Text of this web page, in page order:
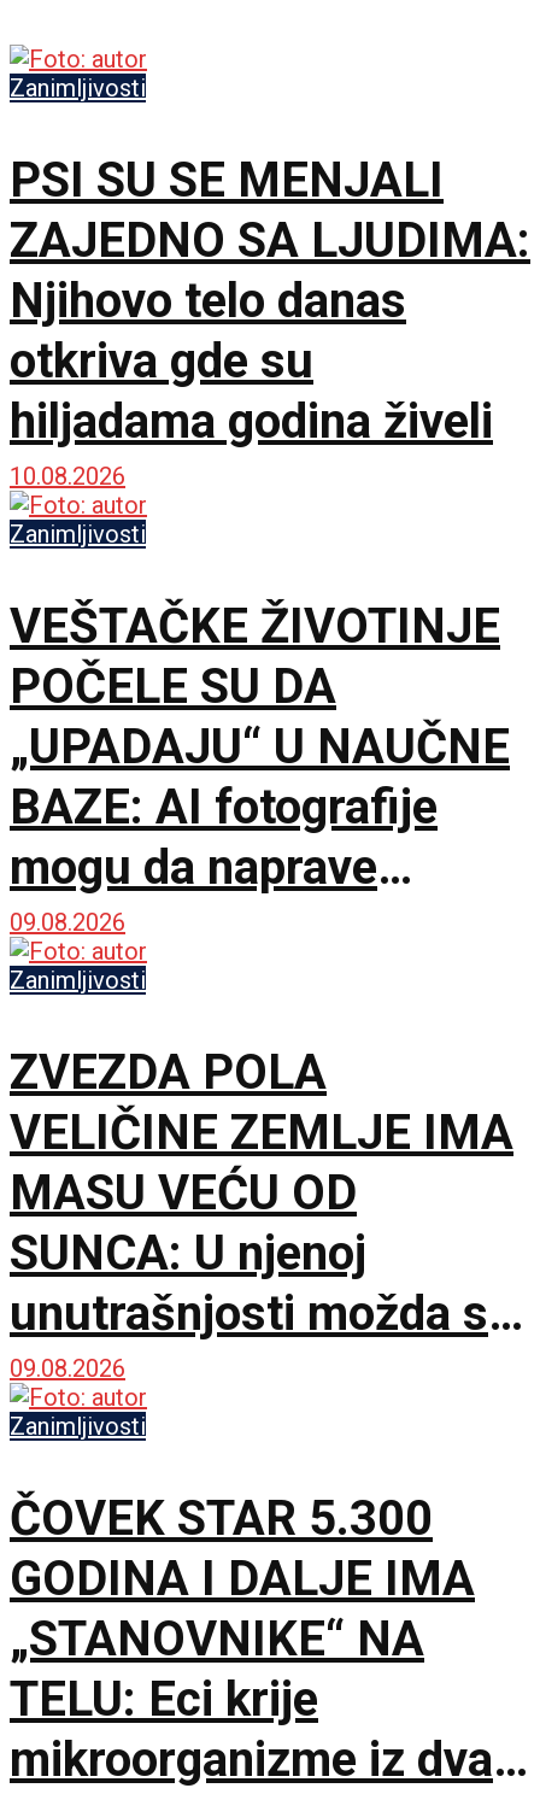
Zanimljivosti
PSI SU SE MENJALI
ZAJEDNO SA LJUDIMA:
Njihovo telo danas
otkriva gde su
hiljadama godina živeli
10.08.2026
Zanimljivosti
VEŠTAČKE ŽIVOTINJE
POČELE SU DA
„UPADAJU“ U NAUČNE
BAZE: AI fotografije
mogu da naprave
problem mnogo veći od
obične prevare
09.08.2026
Zanimljivosti
ZVEZDA POLA
VELIČINE ZEMLJE IMA
MASU VEĆU OD
SUNCA: U njenoj
unutrašnjosti možda se
krije gotovo čisti
kiseonik i neon
09.08.2026
Zanimljivosti
ČOVEK STAR 5.300
GODINA I DALJE IMA
„STANOVNIKE“ NA
TELU: Eci krije
mikroorganizme iz dva